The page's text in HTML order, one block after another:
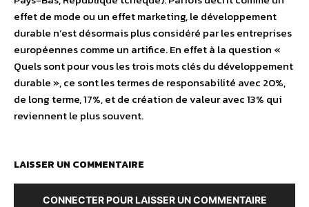
effet de mode ou un effet marketing, le développement
durable n’est désormais plus considéré par les entreprises
européennes comme un artifice. En effet à la question «
Quels sont pour vous les trois mots clés du développement
durable », ce sont les termes de responsabilité avec 20%,
de long terme, 17%, et de création de valeur avec 13% qui
reviennent le plus souvent.
LAISSER UN COMMENTAIRE
CONNECTER POUR LAISSER UN COMMENTAIRE